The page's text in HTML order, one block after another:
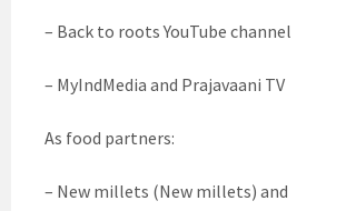
– Back to roots YouTube channel
– MyIndMedia and Prajavaani TV
As food partners:
– New millets (New millets) and